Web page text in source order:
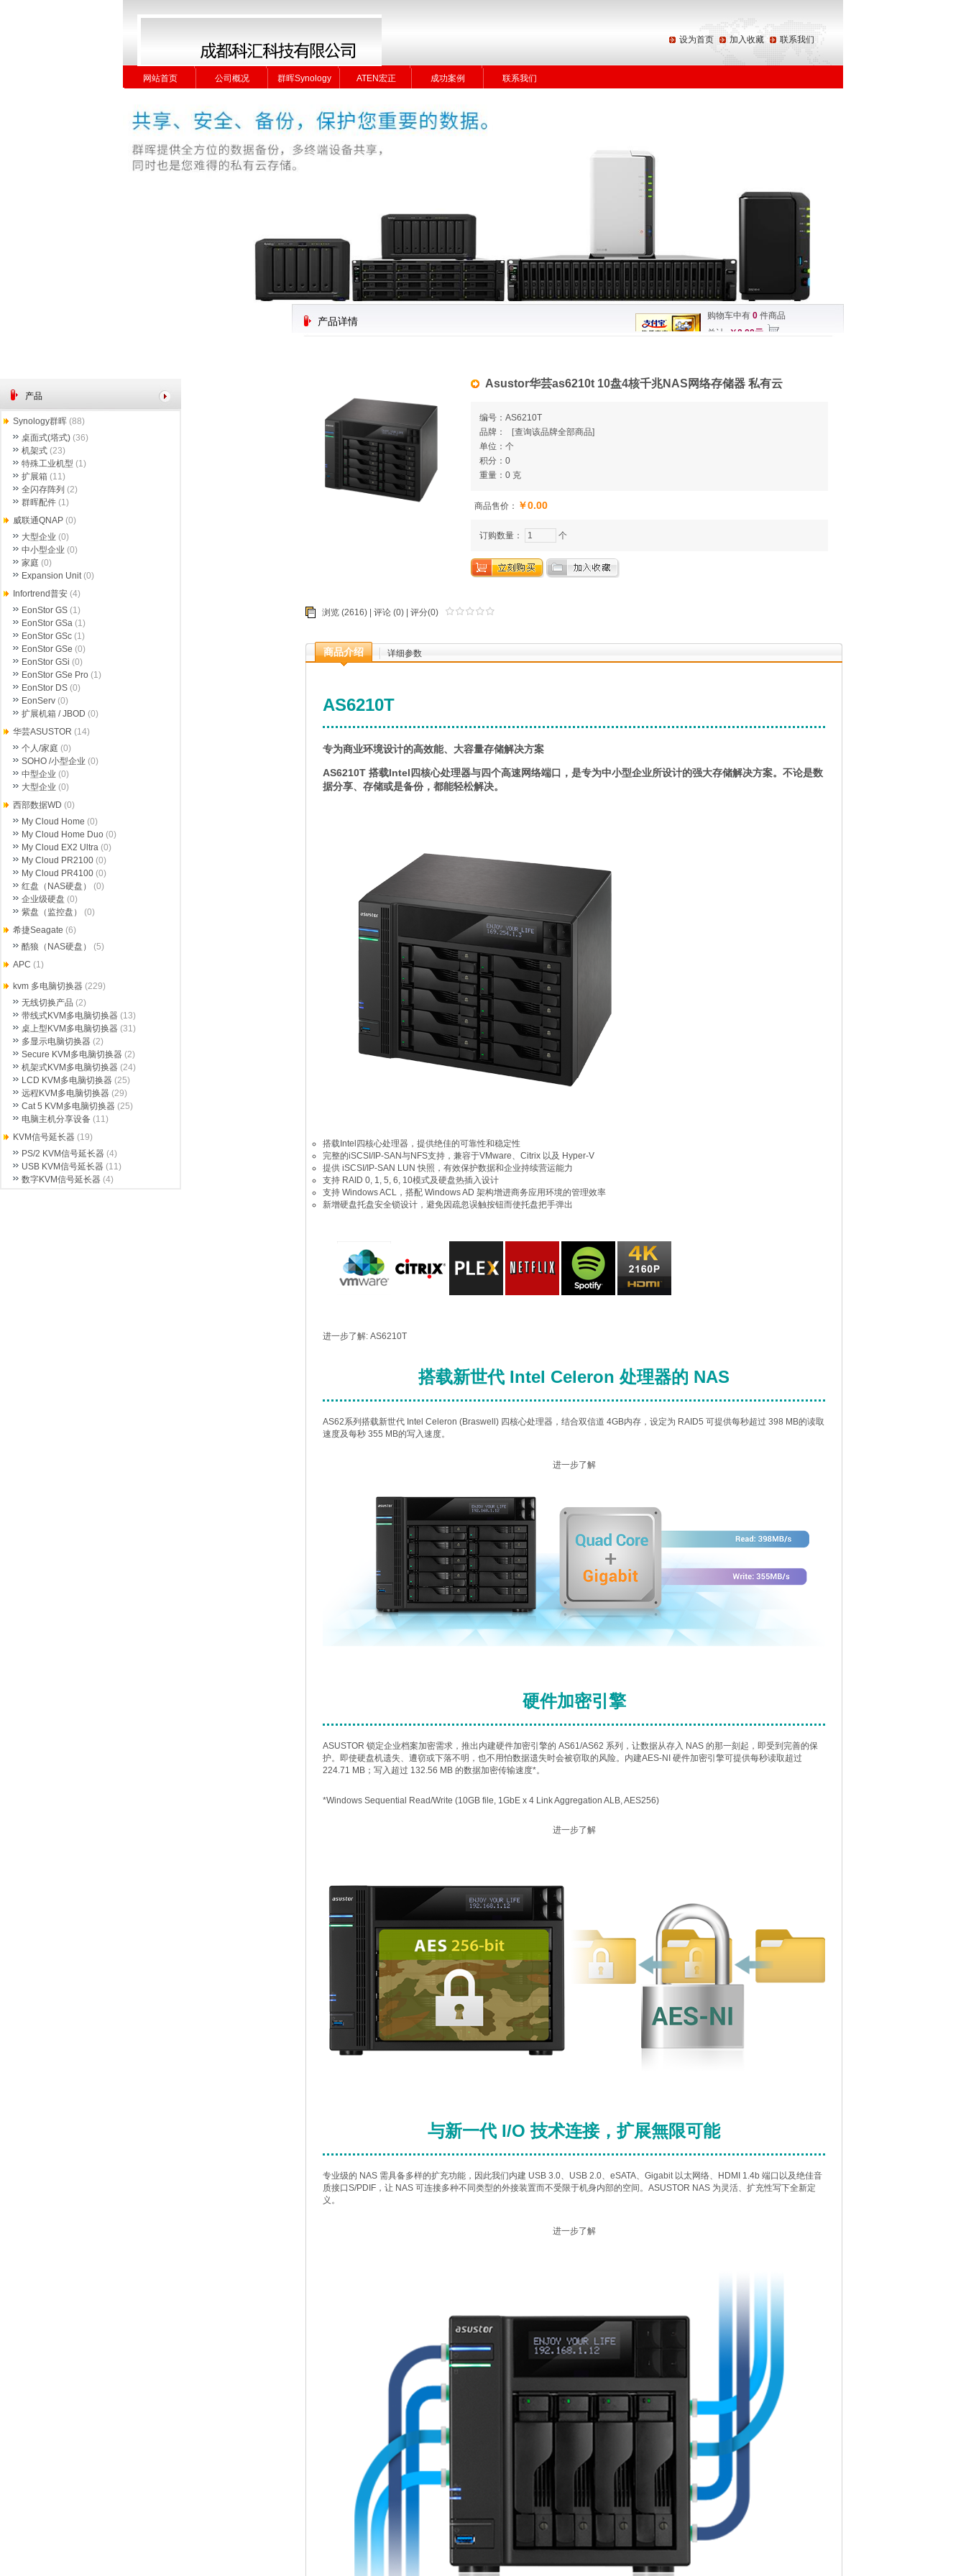
设为首页 加入收藏 联系我们
网站首页 公司概况 群晖Synology ATEN宏正 成功案例 联系我们
网站首页 公司概况 群晖Synology ATEN宏正 成功案例 联系我们
产品详情
购物车中有 0 件商品
总计
￥0.00元
Asustor华芸as6210t 10盘4核千兆NAS网络存储器 私有云
编号：AS6210T
品牌：
[查询该品牌全部商品]
单位：个
积分：0
重量：0 克
商品售价： ￥0.00
订购数量： 个
浏览 (2616) | 评论 (0) | 评分(0)
商品介绍 详细参数
AS6210T
专为商业环境设计的高效能、大容量存储解决方案
AS6210T 搭载Intel四核心处理器与四个高速网络端口，是专为中小型企业所设计的强大存储解决方案。不论是数
据分享、存储或是备份，都能轻松解决。
搭载Intel四核心处理器，提供绝佳的可靠性和稳定性
完整的iSCSI/IP-SAN与NFS支持，兼容于VMware、Citrix 以及 Hyper-V
提供 iSCSI/IP-SAN LUN 快照，有效保护数据和企业持续营运能力
支持 RAID 0, 1, 5, 6, 10模式及硬盘热插入设计
支持 Windows ACL，搭配 Windows AD 架构增进商务应用环境的管理效率
新增硬盘托盘安全锁设计，避免因疏忽误触按钮而使托盘把手弹出
进一步了解: AS6210T
搭载新世代 Intel Celeron 处理器的 NAS
AS62系列搭载新世代 Intel Celeron (Braswell) 四核心处理器，结合双信道 4GB内存，设定为 RAID5 可提供每秒超过 398 MB的读取
速度及每秒 355 MB的写入速度。
进一步了解
硬件加密引擎
ASUSTOR 锁定企业档案加密需求，推出内建硬件加密引擎的 AS61/AS62 系列，让数据从存入 NAS 的那一刻起，即受到完善的保
护。即使硬盘机遗失、遭窃或下落不明，也不用怕数据遗失时会被窃取的风险。内建AES-NI 硬件加密引擎可提供每秒读取超过
224.71 MB；写入超过 132.56 MB 的数据加密传输速度*。
*Windows Sequential Read/Write (10GB file, 1GbE x 4 Link Aggregation ALB, AES256)
进一步了解
与新一代 I/O 技术连接，扩展無限可能
专业级的 NAS 需具备多样的扩充功能，因此我们内建 USB 3.0、USB 2.0、eSATA、Gigabit 以太网络、HDMI 1.4b 端口以及绝佳音
质接口S/PDIF，让 NAS 可连接多种不同类型的外接装置而不受限于机身内部的空间。ASUSTOR NAS 为灵活、扩充性写下全新定
义。
进一步了解
产品
Synology群晖 (88)
桌面式(塔式) (36)
机架式 (23)
特殊工业机型 (1)
扩展箱 (11)
全闪存阵列 (2)
群晖配件 (1)
威联通QNAP (0)
大型企业 (0)
中小型企业 (0)
家庭 (0)
Expansion Unit(0)
Infortrend普安 (4)
EonStor GS (1)
EonStor GSa (1)
EonStor GSc (1)
EonStor GSe (0)
EonStor GSi (0)
EonStor GSe Pro (1)
EonStor DS (0)
EonServ (0)
扩展机箱 / JBOD (0)
华芸ASUSTOR (14)
个人/家庭 (0)
SOHO /小型企业 (0)
中型企业 (0)
大型企业 (0)
西部数据WD (0)
My Cloud Home (0)
My Cloud Home Duo (0)
My Cloud EX2 Ultra (0)
My Cloud PR2100 (0)
My Cloud PR4100 (0)
红盘（NAS硬盘）
(0)
企业级硬盘 (0)
紫盘（监控盘）
(0)
希捷Seagate (6)
酷狼（NAS硬盘）
(5)
APC (1)
kvm 多电脑切换器 (229)
无线切换产品 (2)
带线式KVM多电脑切换器 (13)
桌上型KVM多电脑切换器 (31)
多显示电脑切换器 (2)
Secure KVM多电脑切换器 (2)
机架式KVM多电脑切换器 (24)
LCD KVM多电脑切换器 (25)
远程KVM多电脑切换器 (29)
Cat 5 KVM多电脑切换器 (25)
电脑主机分享设备 (11)
KVM信号延长器 (19)
PS/2 KVM信号延长器 (4)
USB KVM信号延长器 (11)
数字KVM信号延长器 (4)